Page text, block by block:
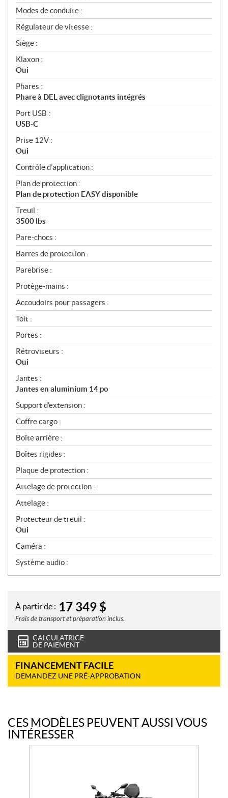
Modes de conduite :
Régulateur de vitesse :
Siège :
Klaxon :
Oui
Phares :
Phare à DEL avec clignotants intégrés
Port USB :
USB-C
Prise 12V :
Oui
Contrôle d’application :
Plan de protection :
Plan de protection EASY disponible
Treuil :
3500 lbs
Pare-chocs :
Barres de protection :
Parebrise :
Protège-mains :
Accoudoirs pour passagers :
Toit :
Portes :
Rétroviseurs :
Oui
Jantes :
Jantes en aluminium 14 po
Support d'extension :
Coffre cargo :
Boîte arrière :
Boîtes rigides :
Plaque de protection :
Attelage de protection :
Attelage :
Protecteur de treuil :
Oui
Caméra :
Système audio :
À partir de : 17 349 $
Frais de transport et préparation inclus.
CALCULATRICE
DE PAIEMENT
FINANCEMENT FACILE
DEMANDEZ UNE PRÉ-APPROBATION
CES MODÈLES PEUVENT AUSSI VOUS
INTÉRESSER